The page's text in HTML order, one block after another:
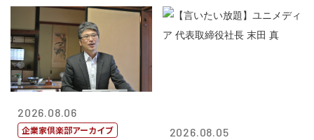
2026.08.06
企業家倶楽部アーカイブ 2026.08.05